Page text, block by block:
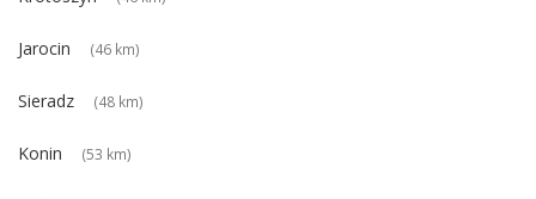
Jarocin (46 km)
Sieradz (48 km)
Konin (53 km)